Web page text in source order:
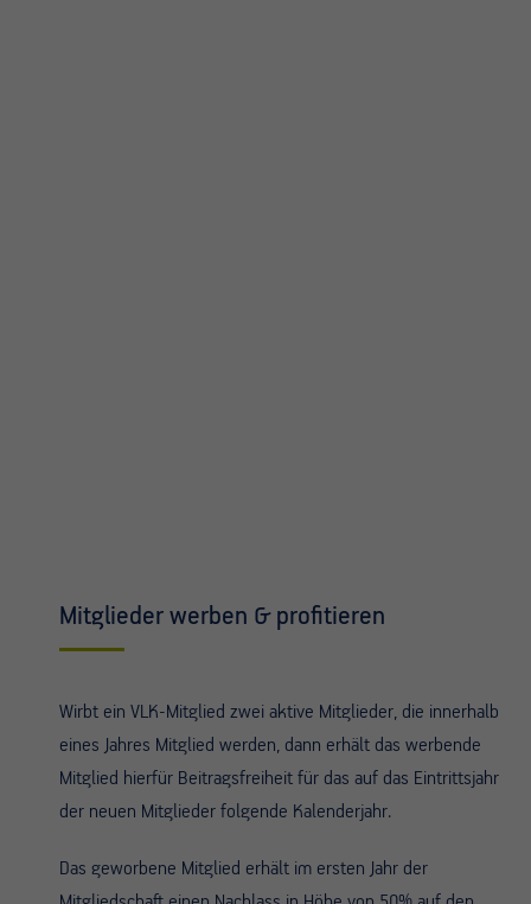
Mitglieder werben & profitieren
Wirbt ein VLK-Mitglied zwei aktive Mitglieder, die innerhalb
eines Jahres Mitglied werden, dann erhält das werbende
Mitglied hierfür Beitragsfreiheit für das auf das Eintrittsjahr
der neuen Mitglieder folgende Kalenderjahr.
Das geworbene Mitglied erhält im ersten Jahr der